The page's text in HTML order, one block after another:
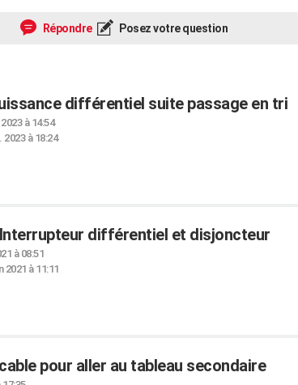
Répondre Posez votre question
différentiel suite passage en tri
à 14:54
2023 à 18:24
différentiel et disjoncteur
à 08:51
2021 à 11:11
pour aller au tableau secondaire